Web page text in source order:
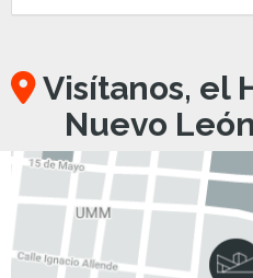
Visítanos, el
Nuevo